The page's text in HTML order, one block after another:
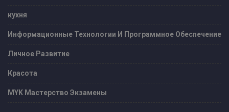
кухня
Информационные Технологии И Программное Обеспечение
Личное Развитие
Красота
MYK Мастерство Экзамены